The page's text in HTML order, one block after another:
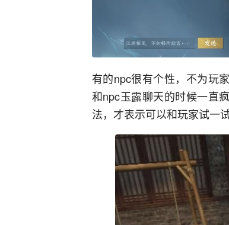
有的npc很有个性，不为玩
和npc玉露聊天的时候一直
法，才表示可以和玩家试一试